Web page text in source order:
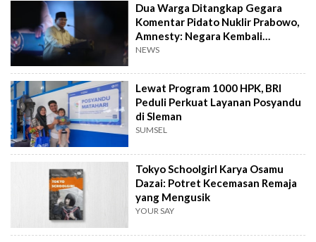
Dua Warga Ditangkap Gegara
Komentar Pidato Nuklir Prabowo,
Amnesty: Negara Kembali
Represif
NEWS
Lewat Program 1000 HPK, BRI
Peduli Perkuat Layanan Posyandu
di Sleman
SUMSEL
Tokyo Schoolgirl Karya Osamu
Dazai: Potret Kecemasan Remaja
yang Mengusik
YOUR SAY